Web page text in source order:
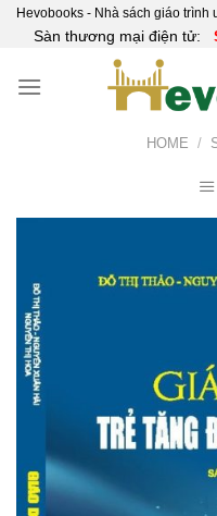
SkipHevobooks - Nhà sách giáo trình
Sàn thương mại điện tử:
HOME /